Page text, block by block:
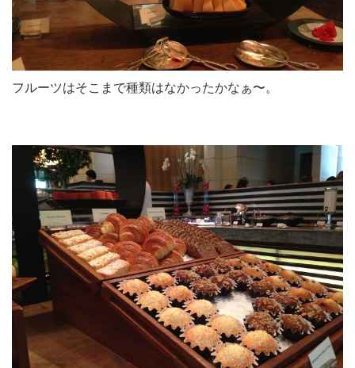
フルーツはそこまで種類はなかったかなぁ〜。